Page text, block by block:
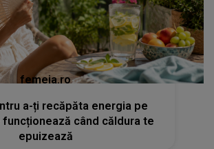
femeia.ro
a-ți recăpăta energia pe
funcționează când căldura te
epuizează